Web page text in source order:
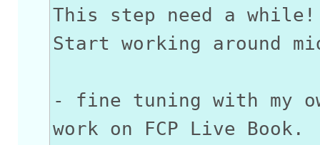
This step need a while!
Start working around
- fine tuning with my
work on FCP Live Book.